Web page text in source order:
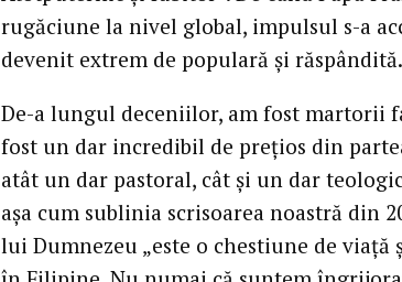
rugăciune la nivel global, impulsul s-a
devenit extrem de populară și răspândită.
De-a lungul deceniilor, am fost martorii
fost un dar incredibil de prețios din
atât un dar pastoral, cât și un dar
așa cum sublinia scrisoarea noastră din
lui Dumnezeu „este o chestiune de viață